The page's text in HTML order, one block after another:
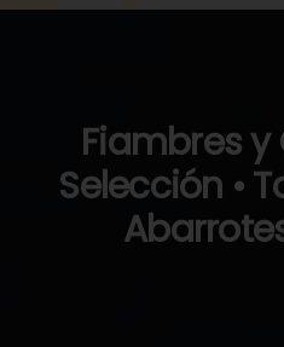
Fiambres y
Selección •